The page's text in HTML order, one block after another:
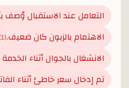
التعامل عند الاستقبال
الاهتمام بالزبون كان ضعيف.(
1
الانشغال بالجوال أثناء
تم إدخال سعر خاطئ أثناء